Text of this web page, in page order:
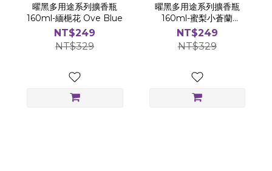
曜黑多用途系列擴香瓶
160ml-緬梔花 Ove Blue
NT$249
NT$329
曜黑多用途系列擴香瓶
160ml-蜜梨小蒼蘭
Honey Pear Freesia
NT$249
NT$329